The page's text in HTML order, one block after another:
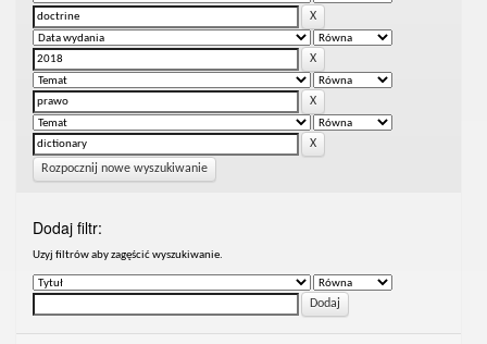
Rozpocznij nowe wyszukiwanie
Dodaj filtr:
Uzyj filtrów aby zagęścić wyszukiwanie.